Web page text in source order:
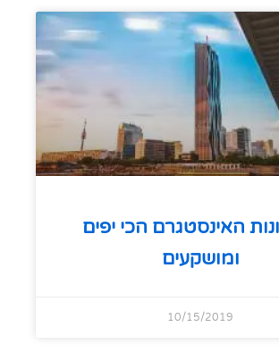
האינסטגרם הכי יפים
ומושקעים
10/15/2019